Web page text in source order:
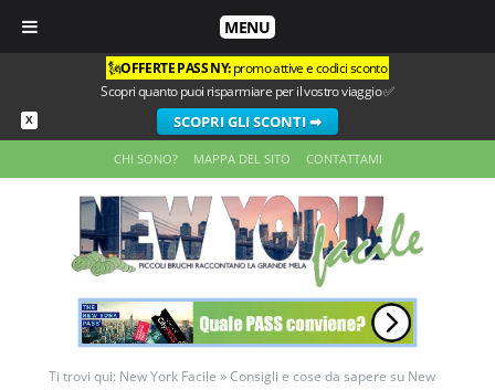
MENU
X
🗽OFFERTE PASS NY:promo attive e codici sconto
Scopri quanto puoi risparmiare per il vostro viaggio ✅
SCOPRI GLI SCONTI ➡
CHI SONO? MAPPA DEL SITO CONTATTAMI
Ti trovi qui: New York Facile »Consigli e cose da sapere su New